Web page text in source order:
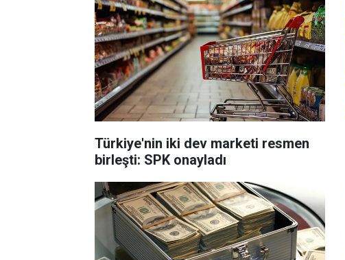
Türkiye'nin iki dev marketi resmen
birleşti: SPK onayladı